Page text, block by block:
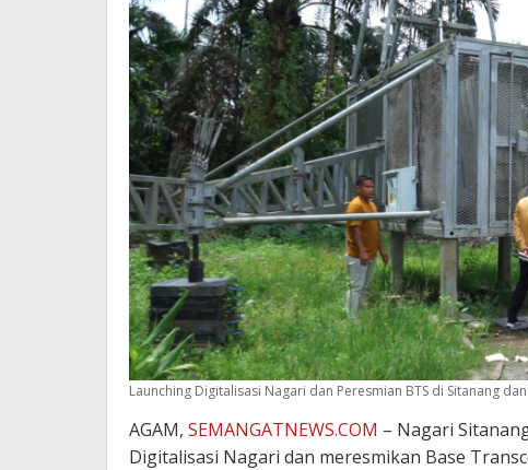
Launching Digitalisasi Nagari dan Peresmian BTS di Sitanang
AGAM, SEMANGATNEWS.COM – Nagari
Digitalisasi Nagari dan meresmikan Base